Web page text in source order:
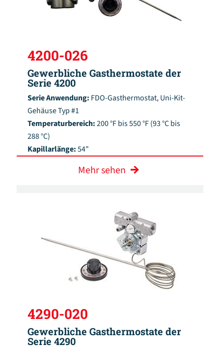
4200-026
Gewerbliche Gasthermostate der
Serie 4200
Serie Anwendung: FDO-Gasthermostat, Uni-Kit-
Gehäuse Typ #1
Temperaturbereich:200 °F bis 550 °F (93 °C bis
288 °C)
Kapillarlänge:54"
Mehr sehen
4290-020
Gewerbliche Gasthermostate der
Serie 4290